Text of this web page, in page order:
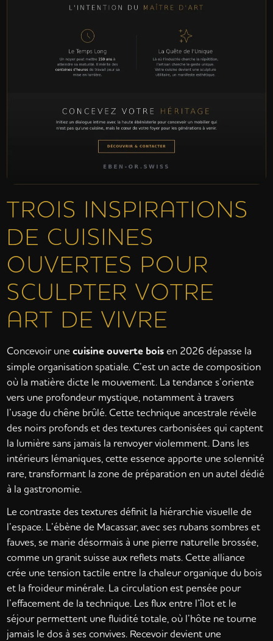
TROIS INSPIRATIONS
DE CUISINES
OUVERTES POUR
SCULPTER VOTRE
ART DE VIVRE
Concevoir unecuisine ouverte boisen 2026 dépasse la
simple organisation spatiale. C’est un acte de composition
où la matière dicte le mouvement. La tendance s’oriente
vers une profondeur mystique, notamment à travers
l’usage du chêne brûlé. Cette technique ancestrale révèle
des noirs profonds et des textures carbonisées qui captent
la lumière sans jamais la renvoyer violemment. Dans les
intérieurs lémaniques, cette essence apporte une solennité
rare, transformant la zone de préparation en un autel dédié
à la gastronomie.
Le contraste des textures définit la hiérarchie visuelle de
l’espace. L’ébène de Macassar, avec ses rubans sombres et
fauves, se marie désormais à une pierre naturelle brossée,
comme un granit suisse aux reflets mats. Cette alliance
crée une tension tactile entre la chaleur organique du bois
et la froideur minérale. La circulation est pensée pour
l’effacement de la technique. Les flux entre l’îlot et le
séjour permettent une fluidité totale, où l’hôte ne tourne
jamais le dos à ses convives. Recevoir devient une